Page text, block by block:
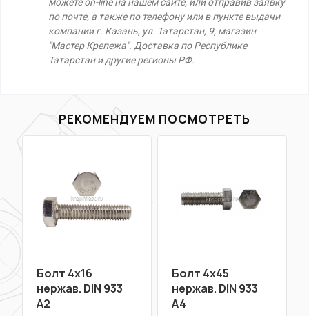
по почте, а также по телефону или в пункте выдачи
компании г. Казань, ул. Татарстан, 9, магазин
"Мастер Крепежа". Доставка по Республике
Татарстан и другие регионы РФ.
РЕКОМЕНДУЕМ ПОСМОТРЕТЬ
Болт 4х16
нержав. DIN 933
A2
Болт 4х45
нержав. DIN 933
A4